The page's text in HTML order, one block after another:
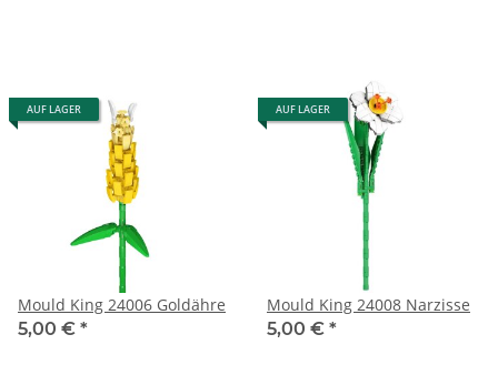
AUF LAGER
Mould King 24006 Goldähre
5,00 € *
AUF LAGER
Mould King 24008 Narzisse
5,00 € *